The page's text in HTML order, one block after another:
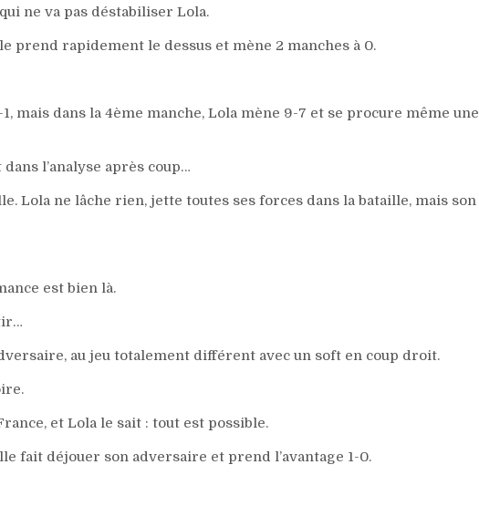
ne va pas déstabiliser Lola.
prend rapidement le dessus et mène 2 manches à 0.
mais dans la 4ème manche, Lola mène 9-7 et se procure même une
l’analyse après coup…
Lola ne lâche rien, jette toutes ses forces dans la bataille, mais son
est bien là.
au jeu totalement différent avec un soft en coup droit.
et Lola le sait : tout est possible.
fait déjouer son adversaire et prend l’avantage 1-0.